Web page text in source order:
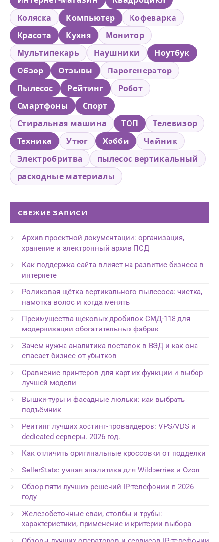
Коляска
Компьютер
Кофеварка
Красота
Кухня
Монитор
Мультипекарь
Наушники
Ноутбук
Обзор
Отзывы
Парогенератор
Пылесос
Рейтинг
Робот
Смартфоны
Спорт
Стиральная машина
ТОП
Телевизор
Техника
Утюг Хобби
Чайник
Электробритва
пылесос вертикальный
расходные материалы
СВЕЖИЕ ЗАПИСИ
Архив проектной документации: организация,
хранение и электронный архив ПСД
Как поддержка сайта влияет на развитие бизнеса в
интернете
Роликовая щётка вертикального пылесоса: чистка,
намотка волос и когда менять
Преимущества щековых дробилок СМД-118 для
модернизации обогатительных фабрик
Зачем нужна аналитика поставок в ВЭД и как она
спасает бизнес от убытков
Сравнение принтеров для карт их функции и выбор
лучшей модели
Вышки-туры и фасадные люльки: как выбрать
подъёмник
Рейтинг лучших хостинг-провайдеров: VPS/VDS и
dedicated серверы. 2026 год.
Как отличить оригинальные кроссовки от подделки
SellerStats: умная аналитика для Wildberries и Ozon
Обзор пяти лучших решений IP-телефонии в 2026
году
Железобетонные сваи, столбы и трубы:
характеристики, применение и критерии выбора